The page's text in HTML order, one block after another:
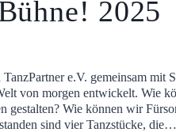
2025
e.V. gemeinsam mit
von morgen entwickelt. Wie
gestalten? Wie können wir
sind vier Tanzstücke, die…